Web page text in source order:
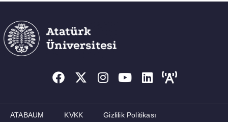
ATABAUM KVKK Gizlilik Politikası